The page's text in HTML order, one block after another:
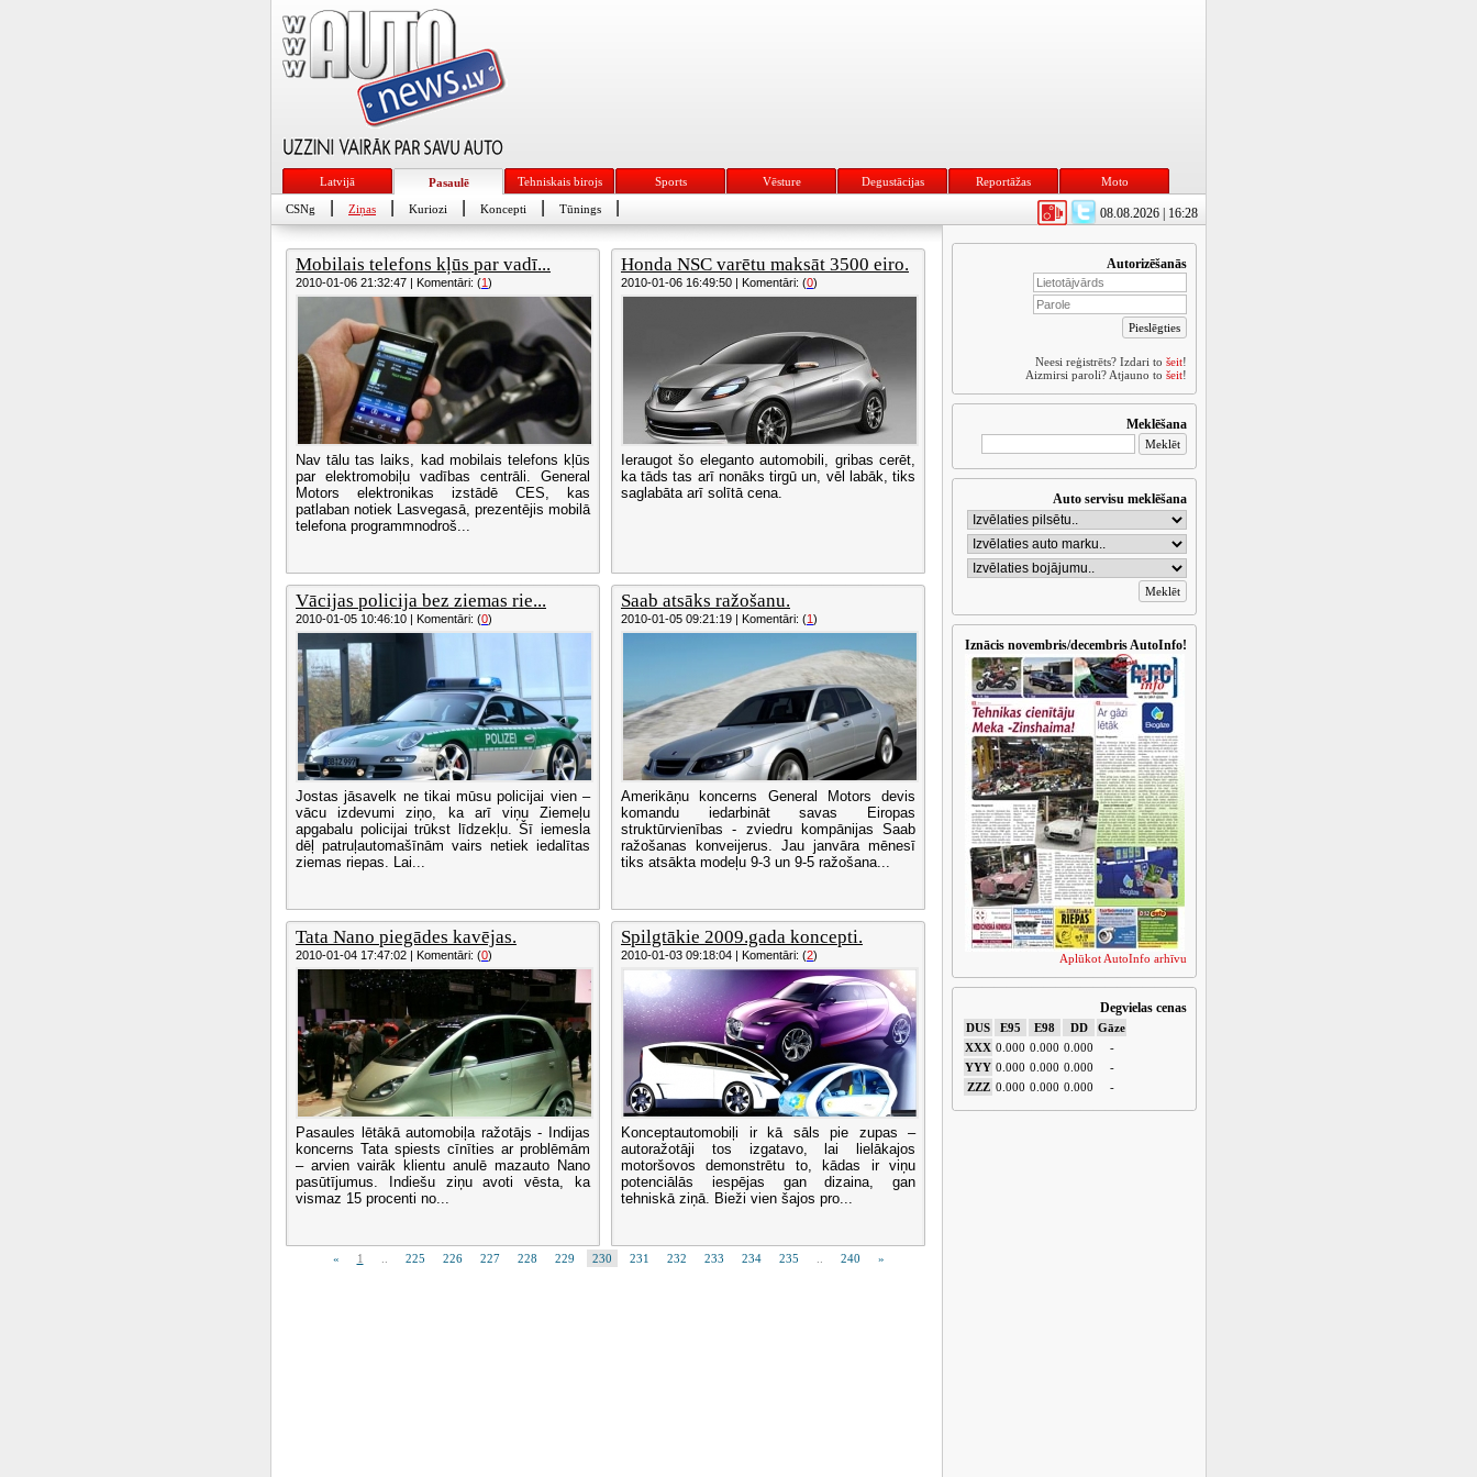
Latvijā Pasaulē Tehniskais birojs Sports Vēsture Degustācijas Reportāžas Moto
08.08.2026 | 16:28
CSNg Ziņas Kuriozi Koncepti Tūnings
Mobilais telefons kļūs par vadī...
2010-01-06 21:32:47 | Komentāri: (1)
Nav tālu tas laiks, kad mobilais telefons kļūs
par elektromobiļu vadības centrāli. General
Motors elektronikas izstādē CES, kas
patlaban notiek Lasvegasā, prezentējis mobilā
telefona programmnodroš...
Honda NSC varētu maksāt 3500 eiro.
2010-01-06 16:49:50 | Komentāri: (0)
Ieraugot šo eleganto automobili, gribas cerēt,
ka tāds tas arī nonāks tirgū un, vēl labāk, tiks
saglabāta arī solītā cena.
Vācijas policija bez ziemas rie...
2010-01-05 10:46:10 | Komentāri: (0)
Jostas jāsavelk ne tikai mūsu policijai vien –
vācu izdevumi ziņo, ka arī viņu Ziemeļu
apgabalu policijai trūkst līdzekļu. Šī iemesla
dēļ patruļautomašīnām vairs netiek iedalītas
ziemas riepas. Lai...
Saab atsāks ražošanu.
2010-01-05 09:21:19 | Komentāri: (1)
Amerikāņu koncerns General Motors devis
komandu iedarbināt savas Eiropas
struktūrvienības - zviedru kompānijas Saab
ražošanas konveijerus. Jau janvāra mēnesī
tiks atsākta modeļu 9-3 un 9-5 ražošana...
Tata Nano piegādes kavējas.
2010-01-04 17:47:02 | Komentāri: (0)
Pasaules lētākā automobiļa ražotājs - Indijas
koncerns Tata spiests cīnīties ar problēmām
– arvien vairāk klientu anulē mazauto Nano
pasūtījumus. Indiešu ziņu avoti vēsta, ka
vismaz 15 procenti no...
Spilgtākie 2009.gada koncepti.
2010-01-03 09:18:04 | Komentāri: (2)
Konceptautomobiļi ir kā sāls pie zupas –
autoražotāji tos izgatavo, lai lielākajos
motoršovos demonstrētu to, kādas ir viņu
potenciālās iespējas gan dizaina, gan
tehniskā ziņā. Bieži vien šajos pro...
« 1 225 226 227 228 229 230 231 232 233 234 235 240 »
Autorizēšanās
Neesi reģistrēts? Izdari to šeit!
Aizmirsi paroli? Atjauno to šeit!
Meklēšana
Auto servisu meklēšana
Iznācis novembris/decembris AutoInfo!
Aplūkot AutoInfo arhīvu
Degvielas cenas
DUS E95 E98 DD
Gāze
XXX 0.000 0.000 0.000
-
YYY 0.000 0.000 0.000
-
ZZZ 0.000 0.000 0.000 -